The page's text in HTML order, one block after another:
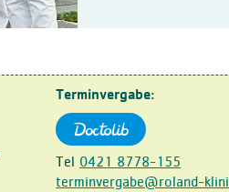
Terminvergabe:
Tel 0421 8778-155
terminvergabe@roland-